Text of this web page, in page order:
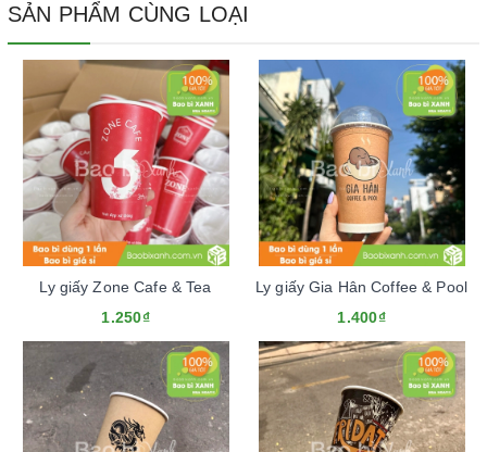
SẢN PHẨM CÙNG LOẠI
Ly giấy Zone Cafe & Tea
1.250₫
Ly giấy Gia Hân Coffee & Pool
1.400₫